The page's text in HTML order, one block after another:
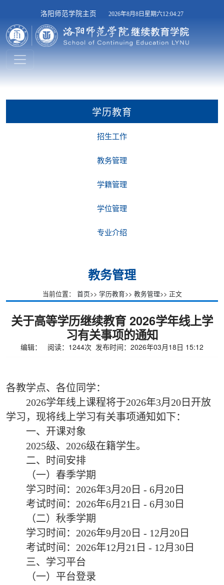
洛阳师范学院主页 2026年8月8日星期六12:04:28
学历教育
招生工作
教务管理
学籍管理
学位管理
专业介绍
教务管理
当前位置： 首页>> 学历教育>> 教务管理>> 正文
关于高等学历继续教育 2026学年线上学
习有关事项的通知
编辑： 阅读： 1244次 发布时间：2026年03月18日 15:12
各教学点、各位同学：
2026学年线上课程将于2026年3月20日开放
学习，现将线上学习有关事项通知如下：
一、开课对象
2025级、2026级在籍学生。
二、时间安排
（一）春季学期
学习时间：2026年3月20日 - 6月20日
考试时间：2026年6月21日 - 6月30日
（二）秋季学期
学习时间：2026年9月20日 - 12月20日
考试时间：2026年12月21日 - 12月30日
三、学习平台
（一）平台登录